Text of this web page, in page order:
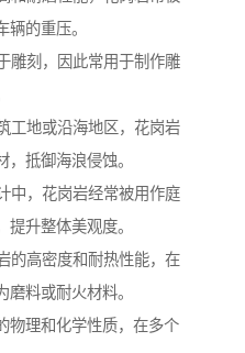
的重压。
雕刻，因此常用于制作雕
工地或沿海地区，花岗岩
抵御海浪侵蚀。
中，花岗岩经常被用作庭
升整体美观度。
的高密度和耐热性能，在
料或耐火材料。
物理和化学性质，在多个